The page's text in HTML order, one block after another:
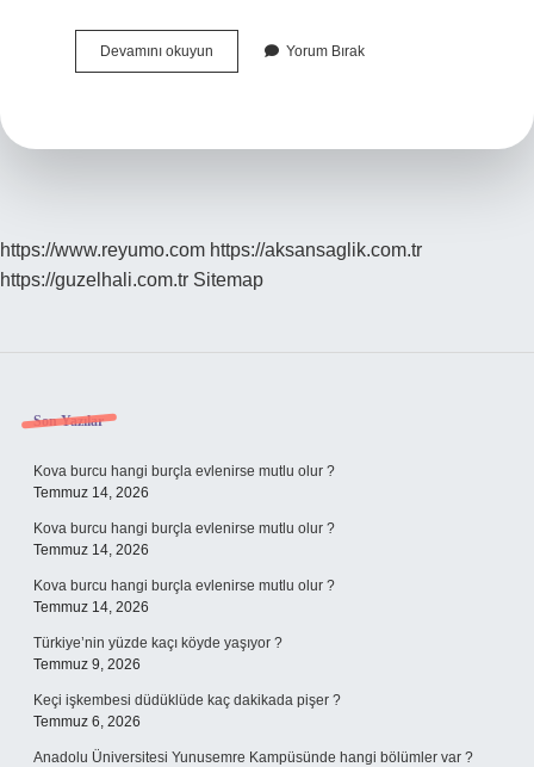
Devamını okuyun
Namazının
Yorum Bırak
https://www.reyumo.com https://aksansaglik.com.tr
https://guzelhali.com.tr Sitemap
Sidebar
Son Yazılar
Kova burcu hangi burçla evlenirse mutlu olur ?
Temmuz 14, 2026
Kova burcu hangi burçla evlenirse mutlu olur ?
Temmuz 14, 2026
Kova burcu hangi burçla evlenirse mutlu olur ?
Temmuz 14, 2026
Türkiye’nin yüzde kaçı köyde yaşıyor ?
Temmuz 9, 2026
Keçi işkembesi düdüklüde kaç dakikada pişer ?
Temmuz 6, 2026
Anadolu Üniversitesi Yunusemre Kampüsünde hangi bölümler var ?